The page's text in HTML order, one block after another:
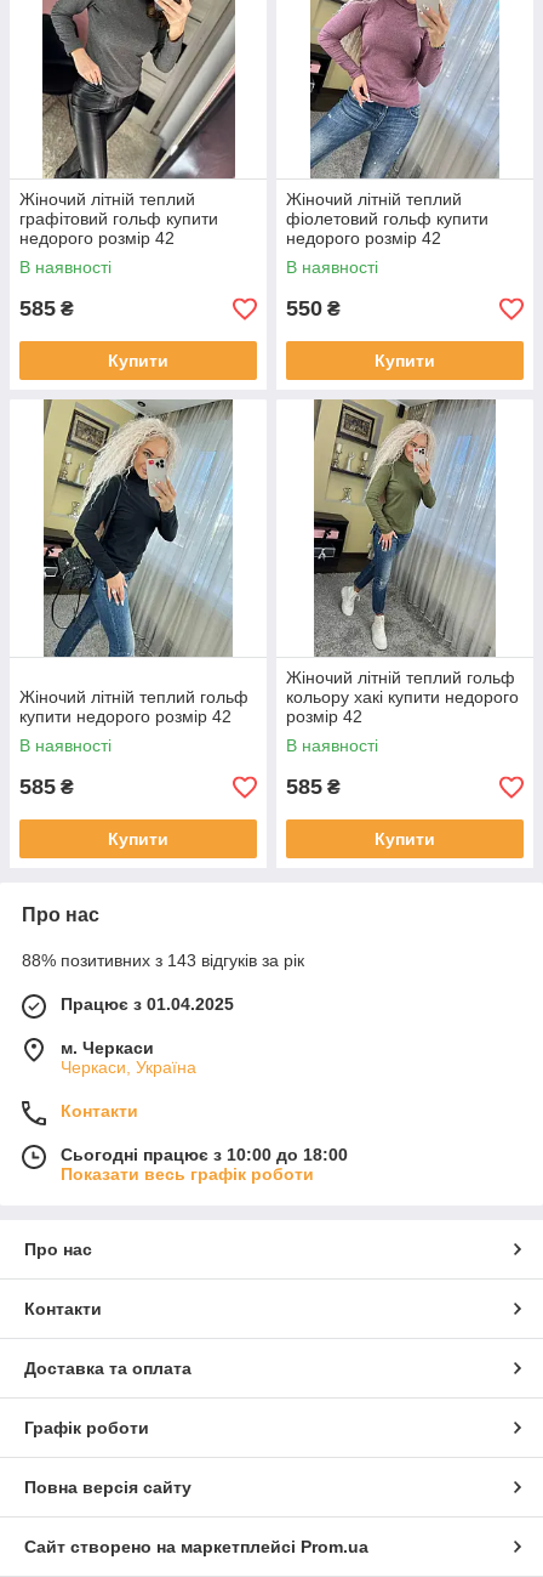
Жіночий літній теплий
графітовий гольф купити
недорого розмір 42
В наявності
585 ₴
Купити
Жіночий літній теплий
фіолетовий гольф купити
недорого розмір 42
В наявності
550 ₴
Купити
Жіночий літній теплий гольф
купити недорого розмір 42
В наявності
585 ₴
Купити
Жіночий літній теплий гольф
кольору хакі купити недорого
розмір 42
В наявності
585 ₴
Купити
Про нас
88% позитивних з 143 відгуків за рік
Працює з 01.04.2025
м. Черкаси
Черкаси, Україна
Контакти
Сьогодні працює з 10:00 до 18:00
Показати весь графік роботи
Про нас
Контакти
Доставка та оплата
Графік роботи
Повна версія сайту
Сайт створено на маркетплейсі Prom.ua